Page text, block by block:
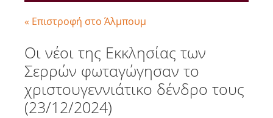
« Επιστροφή στο Άλμπουμ
Οι νέοι της Εκκλησίας των
Σερρών φωταγώγησαν το
χριστουγεννιάτικο δένδρο τους
(23/12/2024)